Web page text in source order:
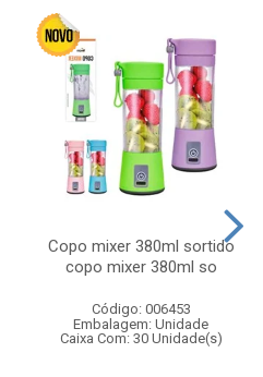
Copo mixer 380ml sortido
copo mixer 380ml so
Código: 006453
Embalagem: Unidade
Caixa Com: 30 Unidade(s)